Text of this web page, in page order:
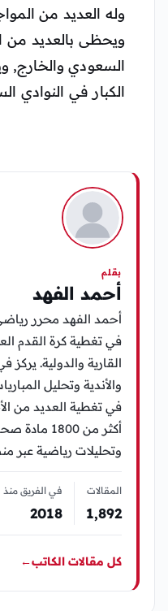
وله العديد من
ويحظى بالعديد
السعودي والخارج,
الكبار في النوادي
بقلم
أحمد الفهد
أحمد الفهد محرر
في تغطية كرة القدم
القارية والدولية. يركز
والأندية وتحليل
في تغطية العديد من
أكثر من
وتحليلات رياضية عبر
المقالات
1٬892
في الفريق منذ
2018
كل مقالات الكاتب←